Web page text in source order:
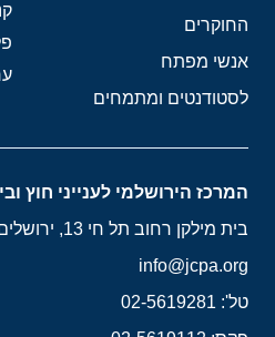
החוקרים
אנשי מפתח
לסטודנטים ומתמחים
המרכז הירושלמי לענייני חוץ
בית מילקן רחוב תל חי 13, ירושלים 9210717
info@jcpa.org
טל': 02-5619281